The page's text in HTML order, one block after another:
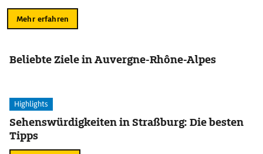
Mehr erfahren
Beliebte Ziele in Auvergne-Rhône-Alpes
Highlights
Sehenswürdigkeiten in Straßburg: Die besten
Tipps